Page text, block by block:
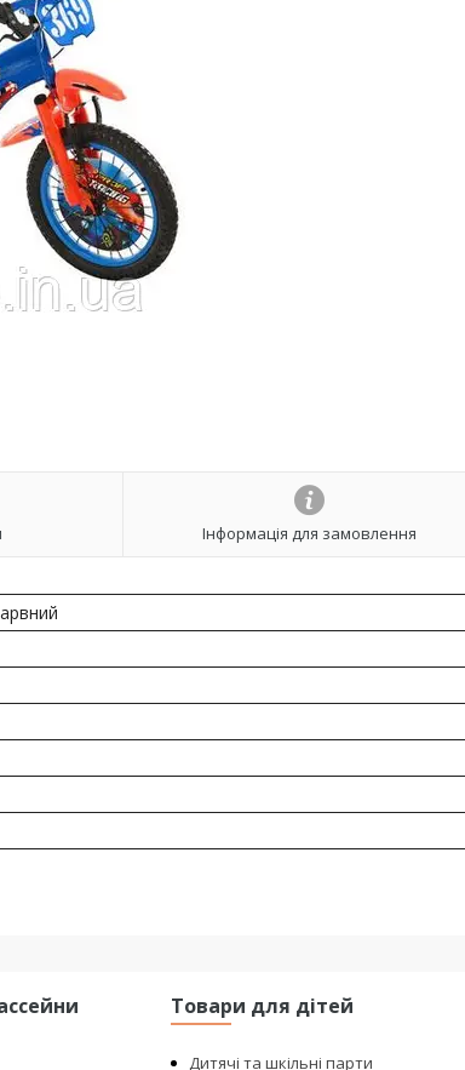
Інформація для замовлення
Товари для дітей
Дитячі та шкільні парти